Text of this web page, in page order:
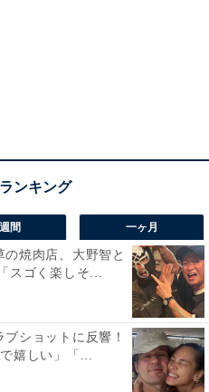
間 一ヶ月
の焼肉店、大野智と
スゴく楽しそ...
ショットに反響！
嬉しい」「...